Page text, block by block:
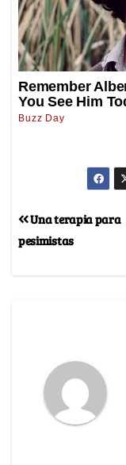
Una terapia para
pesimistas